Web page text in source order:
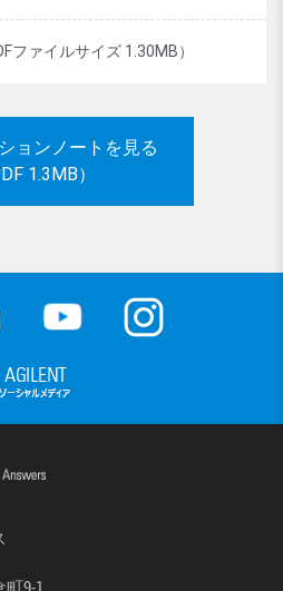
ファイルサイズ 1.30MB）
ョンノートを見る
1.3MB）